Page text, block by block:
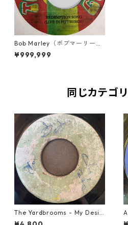
Bob Marley（ボブマーリー）
- Redemption Song【7'】
¥999,999
同じカテゴ
The Yardbrooms - My Desir
e【7-21922】